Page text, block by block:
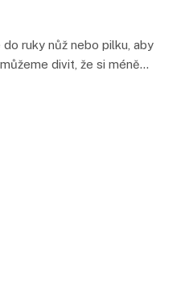
ruky nůž nebo pilku, aby
divit, že si méně…